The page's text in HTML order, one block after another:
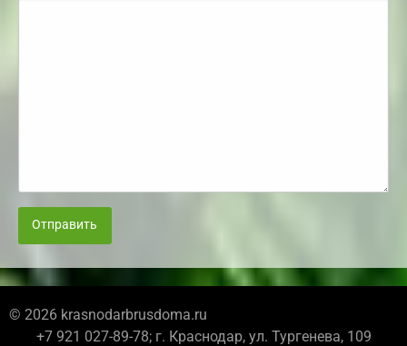
Отправить
© 2026 krasnodarbrusdoma.ru
+7 921 027-89-78; г. Краснодар, ул. Тургенева, 109